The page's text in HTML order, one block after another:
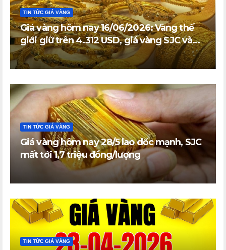
TIN TỨC GIÁ VÀNG
Giá vàng hôm nay 16/06/2026: Vàng thế
giới giữ trên 4.312 USD, giá vàng SJC và
vàng nhẫn trong nước đi ngang
TIN TỨC GIÁ VÀNG
Giá vàng hôm nay 28/5 lao dốc mạnh, SJC
mất tới 1,7 triệu đồng/lượng
TIN TỨC GIÁ VÀNG